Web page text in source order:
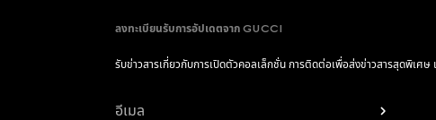
ลงทะเบียนรับการอัปเดตจาก GUCCI
รับข่าวสารเกี่ยวกับการเปิดตัวคอลเล็กชั่น การติดต่อเพื่อส่งข่าวสารสุดพิเศ
อีเมล